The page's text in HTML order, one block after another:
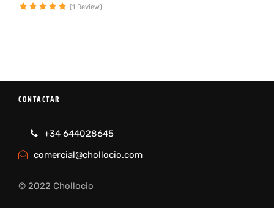
(1 Review)
CONTACTAR
+34 644028645
comercial@chollocio.com
© 2022 Chollocio